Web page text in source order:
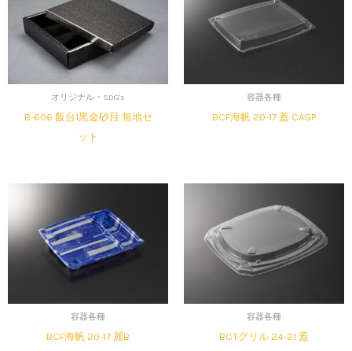
オリジナル・SDG's
B-606 飯台1黒金砂目 無地セ
ット
容器各種
BCF海帆 20-17 蓋 CAGP
容器各種
BCF海帆 20-17 麗B
容器各種
BCTグリル 24-21 蓋